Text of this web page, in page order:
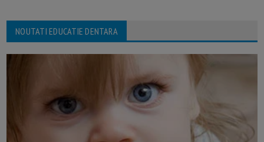
NOUTATI EDUCATIE DENTARA